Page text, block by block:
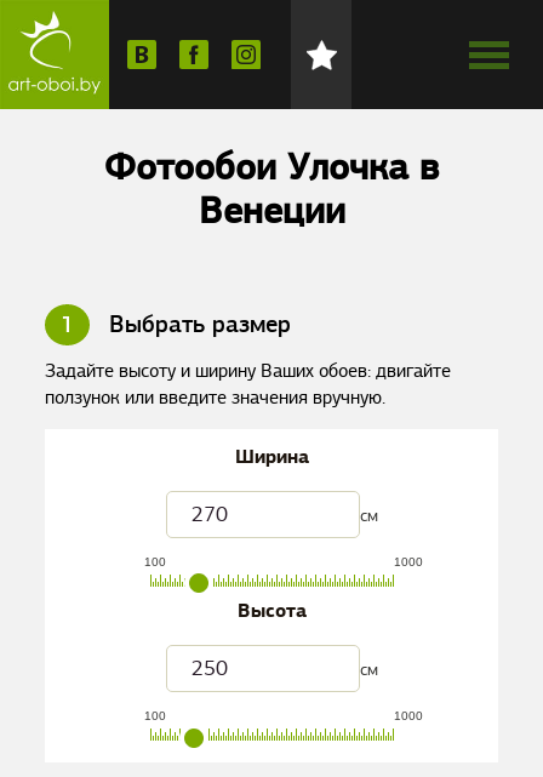
Фотообои Улочка в
Венеции
1 Выбрать размер
Задайте высоту и ширину Ваших обоев: двигайте
ползунок или введите значения вручную.
Ширина
см
100 1000
Высота
см
100 1000